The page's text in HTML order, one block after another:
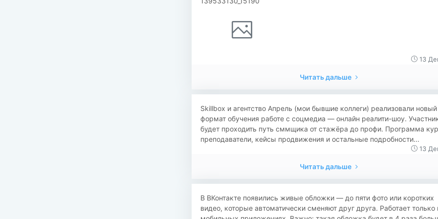
13
Читать дальше
Skillbox и агентство Апрель (мои бывшие коллеги) реализовали новый
формат обучения работе с соцмедиа — онлайн реалити-шоу.
будет проходить путь сммщика от стажёра до профи. Программа
преподаватели, кейсы продвижения и остальные подробности...
13
Читать дальше
В ВКонтакте появились живые обложки — до пяти фото или коротких
видео, которые автоматически сменяют друг друга. Работает только